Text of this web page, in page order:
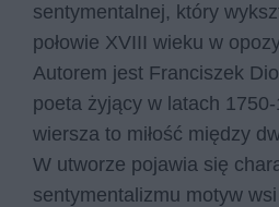
sentymentalnej, który
połowie XVIII wieku w
Autorem jest Franciszek
poeta żyjący w latach
wiersza to miłość między
W utworze pojawia się
sentymentalizmu motyw